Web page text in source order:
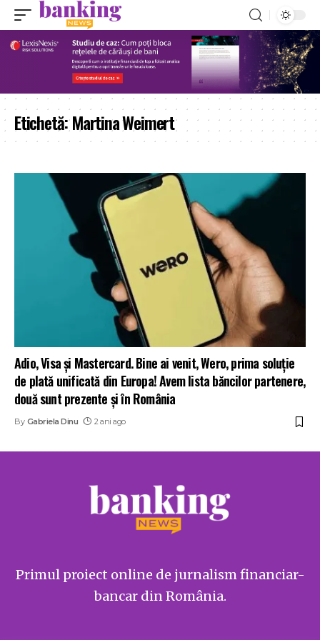
Etichetă:Martina Weimert
Adio, Visa și Mastercard. Bine ai venit, Wero, prima soluție
de plată unificată din Europa! Avem lista băncilor partenere,
două sunt prezente și în România
By Gabriela Dinu 2 ani ago
Primul proiect online de jurnalism financiar-
bancar din România.